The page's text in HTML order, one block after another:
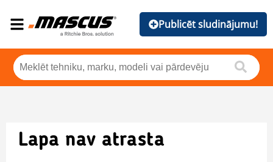
Publicēt sludinājumu!
Lapa nav atrasta